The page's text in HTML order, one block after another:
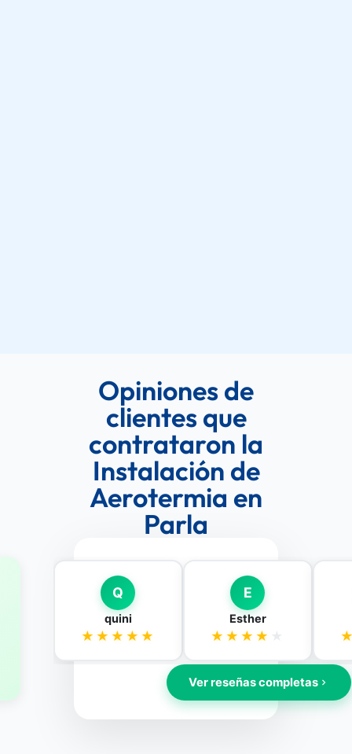
Opiniones de
clientes que
contrataron la
Instalación de
Aerotermia en
Parla